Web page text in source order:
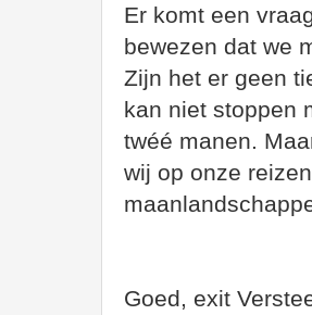
Er komt een
bewezen dat we
Zijn het er geen
kan niet stoppen
twéé manen.
wij op onze
Goed, exit